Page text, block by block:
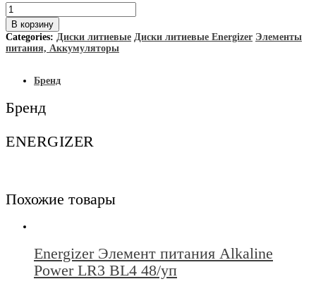
Количество
товара
Energizer
Элемент
питания
В корзину
Categories: Диски литиевые Диски литиевые Energizer Элементы
питания, Аккумуляторы
Бренд
Бренд
ENERGIZER
Похожие товары
Energizer Элемент питания Alkaline
Power LR3 BL4 48/уп